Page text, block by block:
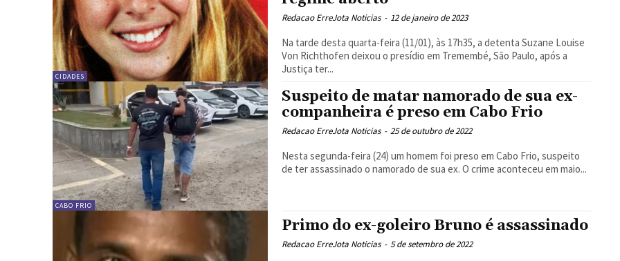
CIDADES
Redacao ErreJota Noticias - 12 de janeiro de 2023
Na tarde desta quarta-feira (11/01), às 17h35, a detenta Suzane Louise
Von Richthofen deixou o presídio em Tremembé, São Paulo, após a
Justiça ter...
CABO FRIO
Suspeito de matar namorado de sua ex-
companheira é preso em Cabo Frio
Redacao ErreJota Noticias - 25 de outubro de 2022
Nesta segunda-feira (24) um homem foi preso em Cabo Frio, suspeito
de ter assassinado o namorado de sua ex. O crime aconteceu em maio...
Primo do ex-goleiro Bruno é assassinado
Redacao ErreJota Noticias - 5 de setembro de 2022